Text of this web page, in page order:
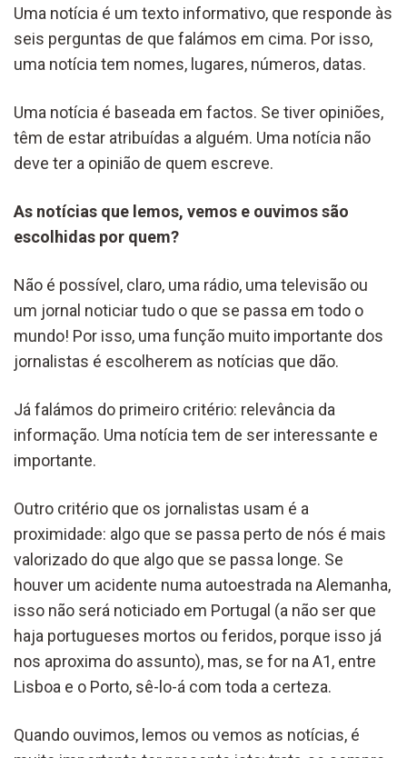
Uma notícia é um texto informativo, que responde às
seis perguntas de que falámos em cima. Por isso,
uma notícia tem nomes, lugares, números, datas.
Uma notícia é baseada em factos. Se tiver opiniões,
têm de estar atribuídas a alguém. Uma notícia não
deve ter a opinião de quem escreve.
As notícias que lemos, vemos e ouvimos são
escolhidas por quem?
Não é possível, claro, uma rádio, uma televisão ou
um jornal noticiar tudo o que se passa em todo o
mundo! Por isso, uma função muito importante dos
jornalistas é escolherem as notícias que dão.
Já falámos do primeiro critério: relevância da
informação. Uma notícia tem de ser interessante e
importante.
Outro critério que os jornalistas usam é a
proximidade: algo que se passa perto de nós é mais
valorizado do que algo que se passa longe. Se
houver um acidente numa autoestrada na Alemanha,
isso não será noticiado em Portugal (a não ser que
haja portugueses mortos ou feridos, porque isso já
nos aproxima do assunto), mas, se for na A1, entre
Lisboa e o Porto, sê-lo-á com toda a certeza.
Quando ouvimos, lemos ou vemos as notícias, é